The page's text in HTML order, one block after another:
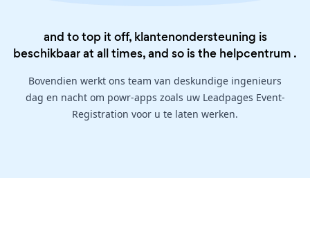
and to top it off, klantenondersteuning is
beschikbaar at all times, and so is the helpcentrum .
Bovendien werkt ons team van deskundige ingenieurs
dag en nacht om powr-apps zoals uw Leadpages Event-
Registration voor u te laten werken.